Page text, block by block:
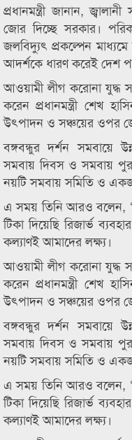
প্রধানমন্ত্রী জানান,
জোর দিচ্ছে সরকার।
জলবিদ্যুৎ প্রকল্পেন মাধ্যমে
আদর্শকে ধারণ করেই দেশ
আওয়ামী লীগ করোনা যুদ্ধ
করেন প্রধানমন্ত্রী শেখ
উৎপাদন ও সঞ্চয়ের ওপর
বঙ্গবন্ধুর দর্শন সমবায়ে
সমবায় দিবস ও সমবায়
নয়টি সমবায় সমিতি ও
এ সময় তিনি আরও বলেন,
টিকা দিয়েছি রিজার্ভ
কল্যাণই আমাদের লক্ষ্য।
আওয়ামী লীগ করোনা যুদ্ধ
করেন প্রধানমন্ত্রী শেখ
উৎপাদন ও সঞ্চয়ের ওপর
বঙ্গবন্ধুর দর্শন সমবায়ে
সমবায় দিবস ও সমবায়
নয়টি সমবায় সমিতি ও
এ সময় তিনি আরও বলেন,
টিকা দিয়েছি রিজার্ভ
কল্যাণই আমাদের লক্ষ্য।